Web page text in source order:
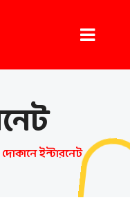
দোকানে ইন্টারনেট